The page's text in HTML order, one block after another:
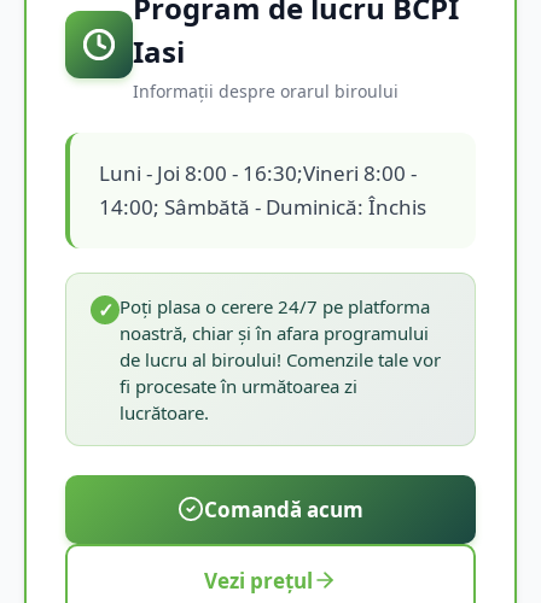
Iasi
Informații despre orarul biroului
Luni - Joi 8:00 - 16:30;Vineri 8:00 -
14:00; Sâmbătă - Duminică: Închis
✓ Poți plasa o cerere 24/7 pe platforma
noastră, chiar și în afara programului
de lucru al biroului! Comenzile tale vor
fi procesate în următoarea zi
lucrătoare.
Comandă acum
Vezi prețul